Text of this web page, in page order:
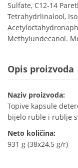
Sulfate, C12-14
Tetrahydrlinalool,
Methylundecanol.
Opis proizvoda
Naziv proizvoda:
Topive kapsule
bijelo ruble i rublje
Neto količina:
931 g (38x24,5 g/r)